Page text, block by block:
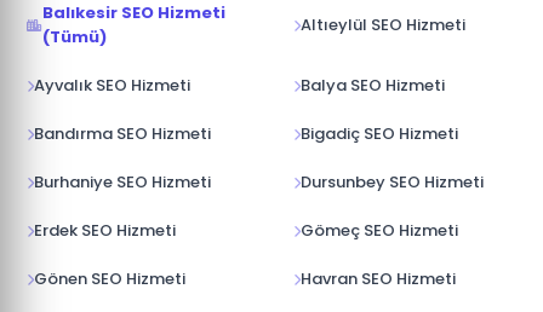
Balıkesir SEO Hizmeti
(Tümü)
Altıeylül SEO Hizmeti
Ayvalık SEO Hizmeti Balya SEO Hizmeti
Bandırma SEO Hizmeti Bigadiç SEO Hizmeti
Burhaniye SEO Hizmeti Dursunbey SEO Hizmeti
Erdek SEO Hizmeti Gömeç SEO Hizmeti
Gönen SEO Hizmeti Havran SEO Hizmeti